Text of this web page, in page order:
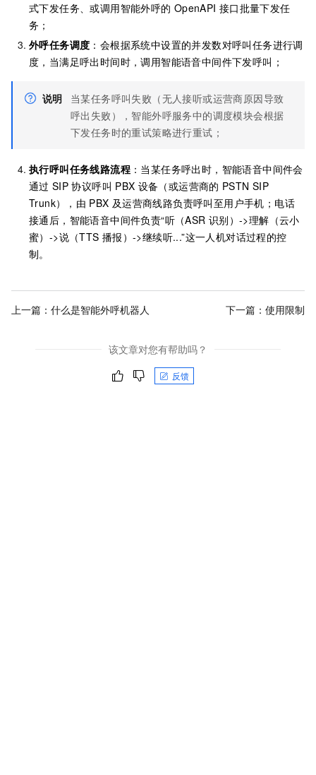
式下发任务、或调用智能外呼的 OpenAPI 接口批量下发任
务；
外呼任务调度 ：会根据系统中设置的并发数对呼叫任务进行调
度，当满足呼出时间时，调用智能语音中间件下发呼叫；
说明
当某任务呼叫失败（无人接听或运营商原因导致
呼出失败），智能外呼服务中的调度模块会根据
下发任务时的重试策略进行重试；
执行呼叫任务线路流程 ：当某任务呼出时，智能语音中间件会
通过 SIP 协议呼叫 PBX 设备（或运营商的 PSTN SIP
Trunk），由 PBX 及运营商线路负责呼叫至用户手机；电话
接通后，智能语音中间件负责“听（ASR 识别）->理解（云小
蜜）->说（TTS 播报）->继续听...”这一人机对话过程的控
制。
上一篇： 什么是智能外呼机器人 下一篇： 使用限制
该文章对您有帮助吗？
反馈